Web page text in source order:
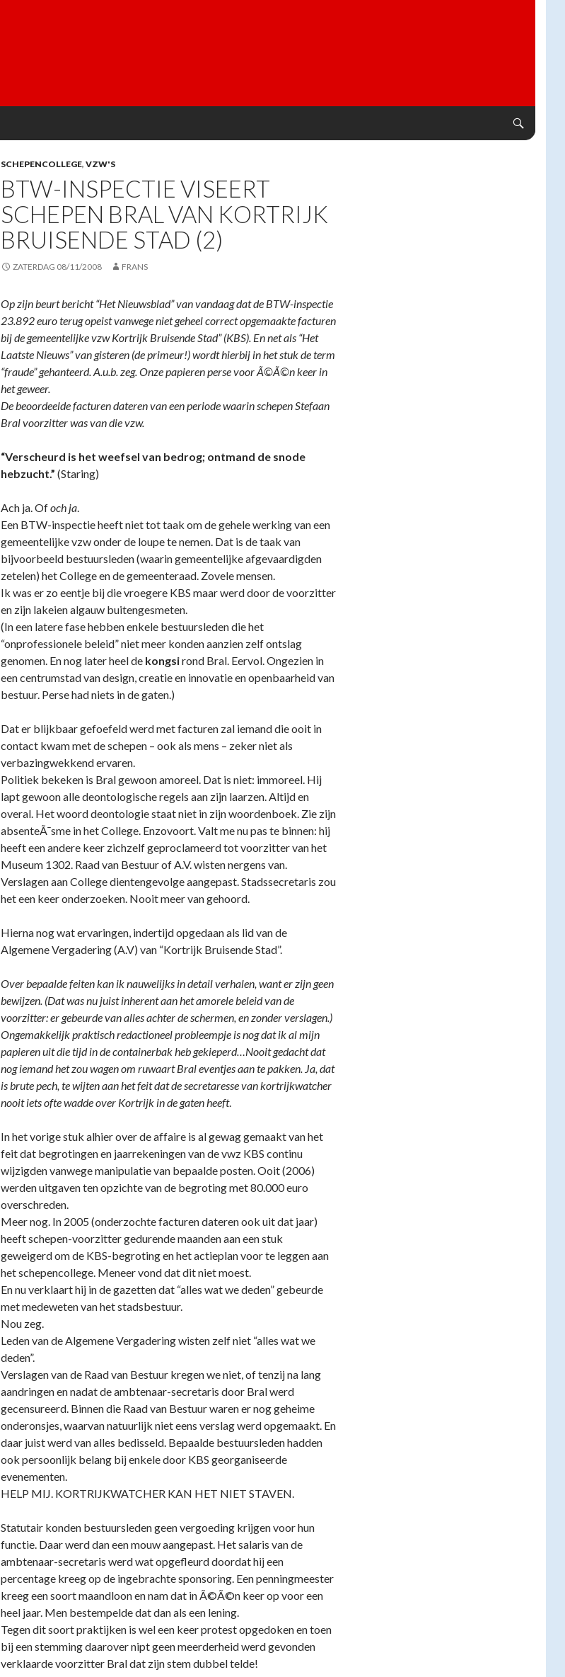
SCHEPENCOLLEGE, VZW'S
BTW-INSPECTIE VISEERT
SCHEPEN BRAL VAN KORTRIJK
BRUISENDE STAD (2)
ZATERDAG 08/11/2008 FRANS
Op zijn beurt bericht “Het Nieuwsblad” van vandaag dat de BTW-inspectie
23.892 euro terug opeist vanwege niet geheel correct opgemaakte facturen
bij de gemeentelijke vzw Kortrijk Bruisende Stad” (KBS). En net als “Het
Laatste Nieuws” van gisteren (de primeur!) wordt hierbij in het stuk de term
“fraude” gehanteerd. A.u.b. zeg. Onze papieren perse voor Ã©Ã©n keer in
het geweer.
De beoordeelde facturen dateren van een periode waarin schepen Stefaan
Bral voorzitter was van die vzw.
“Verscheurd is het weefsel van bedrog; ontmand de snode
hebzucht.” (Staring)
Ach ja. Ofoch ja.
Een BTW-inspectie heeft niet tot taak om de gehele werking van een
gemeentelijke vzw onder de loupe te nemen. Dat is de taak van
bijvoorbeeld bestuursleden (waarin gemeentelijke afgevaardigden
zetelen) het College en de gemeenteraad. Zovele mensen.
Ik was er zo eentje bij die vroegere KBS maar werd door de voorzitter
en zijn lakeien algauw buitengesmeten.
(In een latere fase hebben enkele bestuursleden die het
“onprofessionele beleid” niet meer konden aanzien zelf ontslag
genomen. En nog later heel de kongsirond Bral. Eervol. Ongezien in
een centrumstad van design, creatie en innovatie en openbaarheid van
bestuur. Perse had niets in de gaten.)
Dat er blijkbaar gefoefeld werd met facturen zal iemand die ooit in
contact kwam met de schepen – ook als mens – zeker niet als
verbazingwekkend ervaren.
Politiek bekeken is Bral gewoon amoreel. Dat is niet: immoreel. Hij
lapt gewoon alle deontologische regels aan zijn laarzen. Altijd en
overal. Het woord deontologie staat niet in zijn woordenboek. Zie zijn
absenteÃ¯sme in het College. Enzovoort. Valt me nu pas te binnen: hij
heeft een andere keer zichzelf geproclameerd tot voorzitter van het
Museum 1302. Raad van Bestuur of A.V. wisten nergens van.
Verslagen aan College dientengevolge aangepast. Stadssecretaris zou
het een keer onderzoeken. Nooit meer van gehoord.
Hierna nog wat ervaringen, indertijd opgedaan als lid van de
Algemene Vergadering (A.V) van “Kortrijk Bruisende Stad”.
Over bepaalde feiten kan ik nauwelijks in detail verhalen, want er zijn geen
bewijzen. (Dat was nu juist inherent aan het amorele beleid van de
voorzitter: er gebeurde van alles achter de schermen, en zonder verslagen.)
Ongemakkelijk praktisch redactioneel probleempje is nog dat ik al mijn
papieren uit die tijd in de containerbak heb gekieperd…Nooit gedacht dat
nog iemand het zou wagen om ruwaart Bral eventjes aan te pakken. Ja, dat
is brute pech, te wijten aan het feit dat de secretaresse van kortrijkwatcher
nooit iets ofte wadde over Kortrijk in de gaten heeft.
In het vorige stuk alhier over de affaire is al gewag gemaakt van het
feit dat begrotingen en jaarrekeningen van de vwz KBS continu
wijzigden vanwege manipulatie van bepaalde posten. Ooit (2006)
werden uitgaven ten opzichte van de begroting met 80.000 euro
overschreden.
Meer nog. In 2005 (onderzochte facturen dateren ook uit dat jaar)
heeft schepen-voorzitter gedurende maanden aan een stuk
geweigerd om de KBS-begroting en het actieplan voor te leggen aan
het schepencollege. Meneer vond dat dit niet moest.
En nu verklaart hij in de gazetten dat “alles wat we deden” gebeurde
met medeweten van het stadsbestuur.
Nou zeg.
Leden van de Algemene Vergadering wisten zelf niet “alles wat we
deden”.
Verslagen van de Raad van Bestuur kregen we niet, of tenzij na lang
aandringen en nadat de ambtenaar-secretaris door Bral werd
gecensureerd. Binnen die Raad van Bestuur waren er nog geheime
onderonsjes, waarvan natuurlijk niet eens verslag werd opgemaakt. En
daar juist werd van alles bedisseld. Bepaalde bestuursleden hadden
ook persoonlijk belang bij enkele door KBS georganiseerde
evenementen.
HELP MIJ. KORTRIJKWATCHER KAN HET NIET STAVEN.
Statutair konden bestuursleden geen vergoeding krijgen voor hun
functie. Daar werd dan een mouw aangepast. Het salaris van de
ambtenaar-secretaris werd wat opgefleurd doordat hij een
percentage kreeg op de ingebrachte sponsoring. Een penningmeester
kreeg een soort maandloon en nam dat in Ã©Ã©n keer op voor een
heel jaar. Men bestempelde dat dan als een lening.
Tegen dit soort praktijken is wel een keer protest opgedoken en toen
bij een stemming daarover nipt geen meerderheid werd gevonden
verklaarde voorzitter Bral dat zijn stem dubbel telde!